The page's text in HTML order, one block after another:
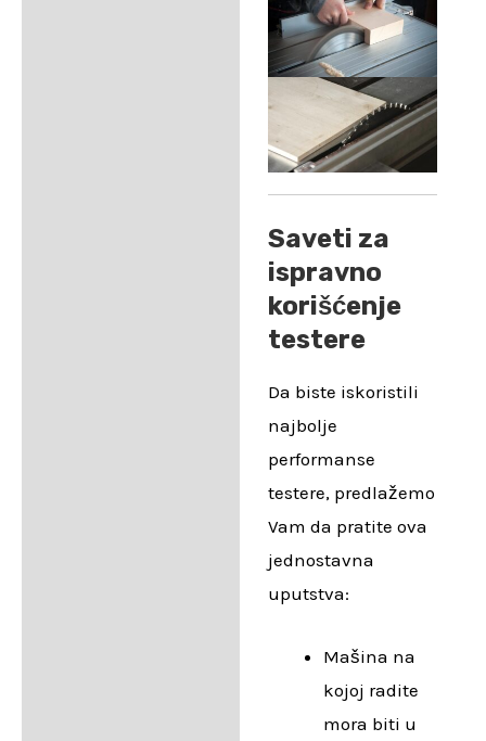
Saveti za
ispravno
korišćenje
testere
Da biste iskoristili
najbolje
performanse
testere, predlažemo
Vam da pratite ova
jednostavna
uputstva:
Mašina na
kojoj radite
mora biti u